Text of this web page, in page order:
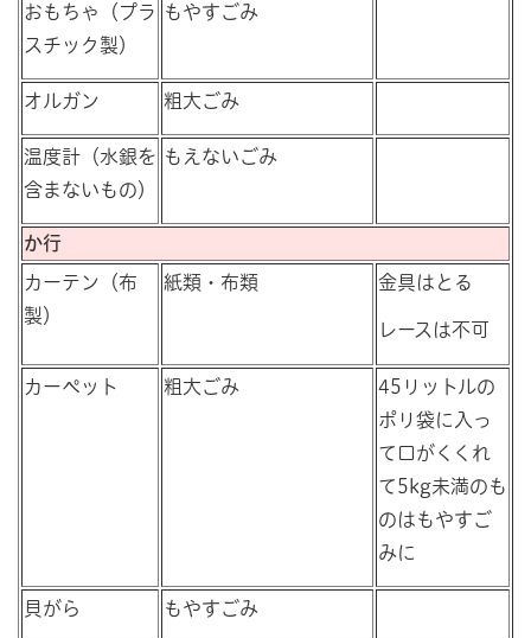
おもちゃ（プラ
スチック製）
もやすごみ
オルガン 粗大ごみ
温度計（水銀を
含まないもの）
もえないごみ
か行
カーテン（布
製）
紙類・布類 金具はとる
レースは不可
カーペット 粗大ごみ
45リットルの
ポリ袋に入っ
て口がくくれ
て5kg未満のも
のはもやすご
みに
貝がら もやすごみ